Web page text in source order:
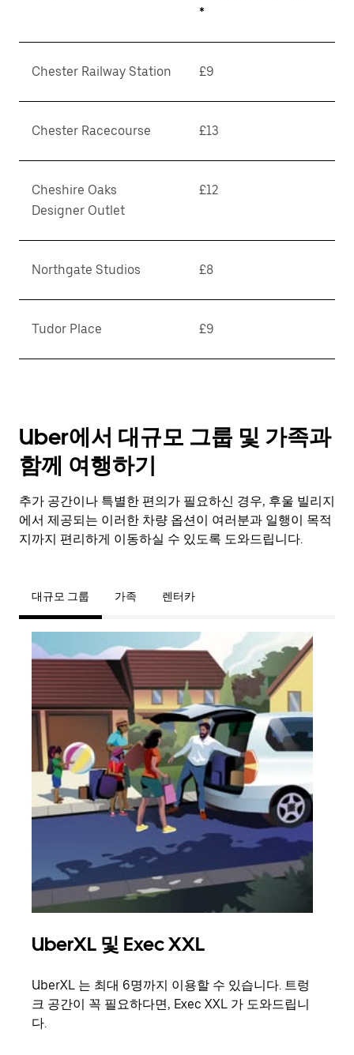
*
Chester Railway Station £9
Chester Racecourse £13
Cheshire Oaks
Designer Outlet
£12
Northgate Studios £8
Tudor Place £9
Uber에서 대규모 그룹 및 가족과
함께 여행하기
추가 공간이나 특별한 편의가 필요하신 경우, 후울 빌리지
에서 제공되는 이러한 차량 옵션이 여러분과 일행이 목적
지까지 편리하게 이동하실 수 있도록 도와드립니다.
대규모 그룹 가족 렌터카
UberXL 및 Exec XXL
UberXL 는 최대 6명까지 이용할 수 있습니다. 트렁
크 공간이 꼭 필요하다면, Exec XXL 가 도와드립니
다.